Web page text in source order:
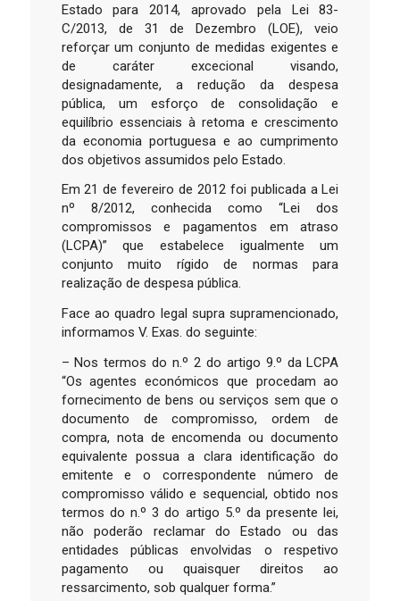
Estado para 2014, aprovado pela Lei 83-
C/2013, de 31 de Dezembro (LOE), veio
reforçar um conjunto de medidas exigentes e
de caráter excecional visando,
designadamente, a redução da despesa
pública, um esforço de consolidação e
equilíbrio essenciais à retoma e crescimento
da economia portuguesa e ao cumprimento
dos objetivos assumidos pelo Estado.
Em 21 de fevereiro de 2012 foi publicada a Lei
nº 8/2012, conhecida como “Lei dos
compromissos e pagamentos em atraso
(LCPA)” que estabelece igualmente um
conjunto muito rígido de normas para
realização de despesa pública.
Face ao quadro legal supra supramencionado,
informamos V. Exas. do seguinte:
– Nos termos do n.º 2 do artigo 9.º da LCPA
“Os agentes económicos que procedam ao
fornecimento de bens ou serviços sem que o
documento de compromisso, ordem de
compra, nota de encomenda ou documento
equivalente possua a clara identificação do
emitente e o correspondente número de
compromisso válido e sequencial, obtido nos
termos do n.º 3 do artigo 5.º da presente lei,
não poderão reclamar do Estado ou das
entidades públicas envolvidas o respetivo
pagamento ou quaisquer direitos ao
ressarcimento, sob qualquer forma.”